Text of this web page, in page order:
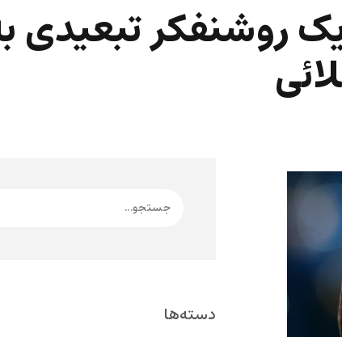
روشنفکر تبعیدی
دسته‌ها